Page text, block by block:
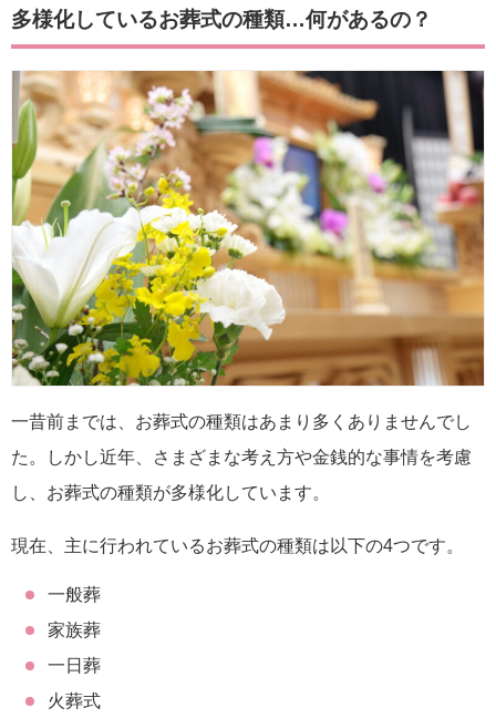
多様化しているお葬式の種類…何があるの？
一昔前までは、お葬式の種類はあまり多くありませんでし
た。しかし近年、さまざまな考え方や金銭的な事情を考慮
し、お葬式の種類が多様化しています。
現在、主に行われているお葬式の種類は以下の4つです。
一般葬
家族葬
一日葬
火葬式